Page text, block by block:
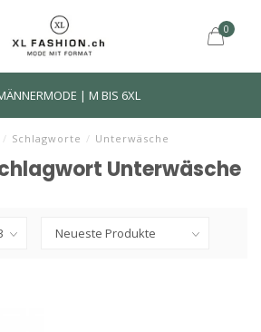
0
| M BIS 6XL
/ Schlagworte / Unterwäsche
Unterwäsche